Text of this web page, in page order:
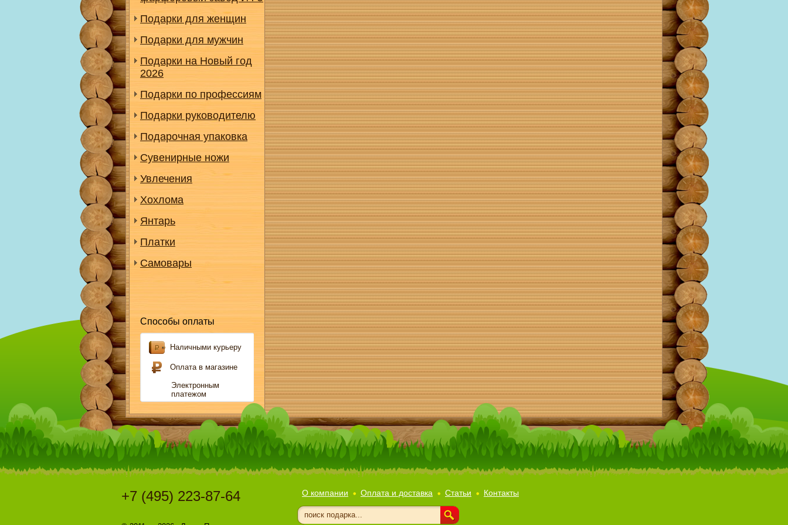
Подарки для женщин
Подарки для мужчин
Подарки на Новый год
2026
Подарки по профессиям
Подарки руководителю
Подарочная упаковка
Сувенирные ножи
Увлечения
Хохлома
Янтарь
Платки
Самовары
Способы оплаты
Наличными курьеру
Оплата в магазине
Электронным
платежом
О компании Оплата и доставка Статьи Контакты
+7 (495) 223-87-64